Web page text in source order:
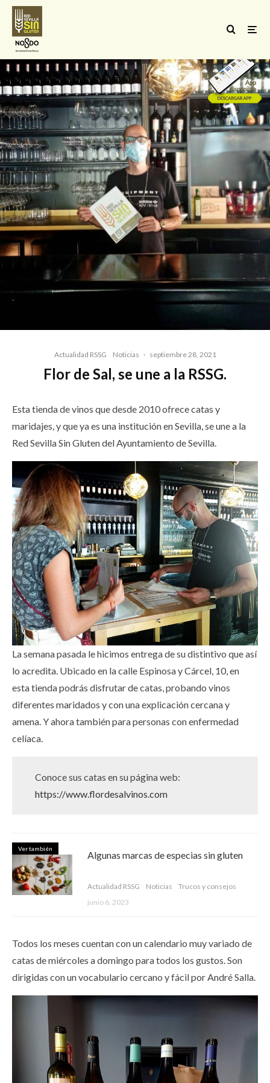
Actualidad RSSG Noticias · septiembre 28, 2021
Flor de Sal, se une a la RSSG.
Esta tienda de vinos que desde 2010 ofrece catas y
maridajes, y que ya es una institución en Sevilla, se une a la
Red Sevilla Sin Gluten del Ayuntamiento de Sevilla.
La semana pasada le hicimos entrega de su distintivo que así
lo acredita. Ubicado en la calle Espinosa y Cárcel, 10, en
esta tienda podrás disfrutar de catas, probando vinos
diferentes maridados y con una explicación cercana y
amena. Y ahora también para personas con enfermedad
celíaca.
Conoce sus catas en su página web:
https://www.flordesalvinos.com
Ver también
Algunas marcas de especias sin gluten
Actualidad RSSG Noticias
Trucos y consejos
junio 6, 2023
Todos los meses cuentan con un calendario muy variado de
catas de miércoles a domingo para todos los gustos. Son
dirigidas con un vocabulario cercano y fácil por André Salla.